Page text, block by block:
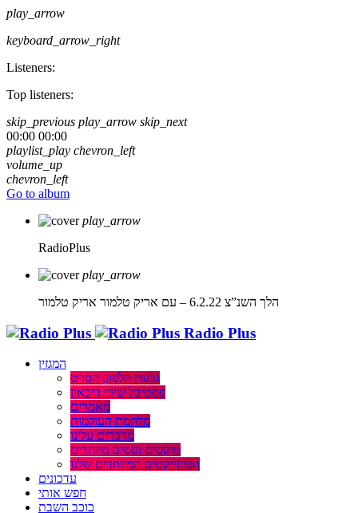
play_arrow
keyboard_arrow_right
Listeners:
Top listeners:
skip_previous play_arrow skip_next
00:00 00:00
playlist_play chevron_left
volume_up
chevron_left
Go to album
play_arrow
RadioPlus
play_arrow
הלך השנ”צ 6.2.22 – עם אריק טלמור
אריק טלמור
Radio Plus
המגזין
גבעת חלפון, הסרט
פסטיבל שירי דיכאון
מאמרים
מלחמת העולמות
מדברים עלינו
מיקסים וסטים מיוחדים
הפרוייקטים המיוחדים שלנו
עדכונים
חפש אותי
כוכב השבת